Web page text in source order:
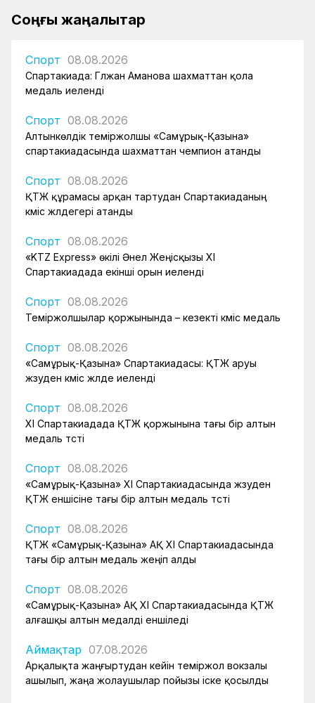
Соңғы жаңалықтар
Спорт 08.08.2026
Спартакиада: Гүлжан Аманова шахматтан қола
медаль иеленді
Спорт 08.08.2026
Алтынкөлдік теміржолшы «Самұрық-Қазына»
спартакиадасында шахматтан чемпион атанды
Спорт 08.08.2026
ҚТЖ құрамасы арқан тартудан Спартакиаданың
күміс жүлдегері атанды
Спорт 08.08.2026
«KTZ Express» өкілі Әнел Жеңісқызы XI
Спартакиадада екінші орын иеленді
Спорт 08.08.2026
Теміржолшылар қоржынында – кезекті күміс медаль
Спорт 08.08.2026
«Самұрық-Қазына» Спартакиадасы: ҚТЖ аруы
жүзуден күміс жүлде иеленді
Спорт 08.08.2026
XI Спартакиадада ҚТЖ қоржынына тағы бір алтын
медаль түсті
Спорт 08.08.2026
«Самұрық-Қазына» XI Спартакиадасында жүзуден
ҚТЖ еншісіне тағы бір алтын медаль түсті
Спорт 08.08.2026
ҚТЖ «Самұрық-Қазына» АҚ XI Спартакиадасында
тағы бір алтын медаль жеңіп алды
Спорт 08.08.2026
«Самұрық-Қазына» АҚ XI Спартакиадасында ҚТЖ
алғашқы алтын медалді еншіледі
Аймақтар 07.08.2026
Арқалықта жаңғыртудан кейін теміржол вокзалы
ашылып, жаңа жолаушылар пойызы іске қосылды